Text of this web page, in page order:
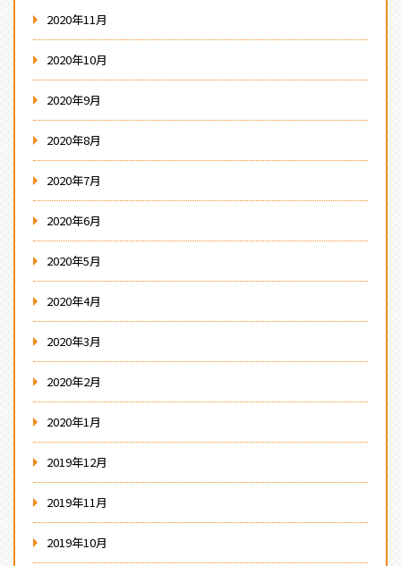
2020年11月
2020年10月
2020年9月
2020年8月
2020年7月
2020年6月
2020年5月
2020年4月
2020年3月
2020年2月
2020年1月
2019年12月
2019年11月
2019年10月